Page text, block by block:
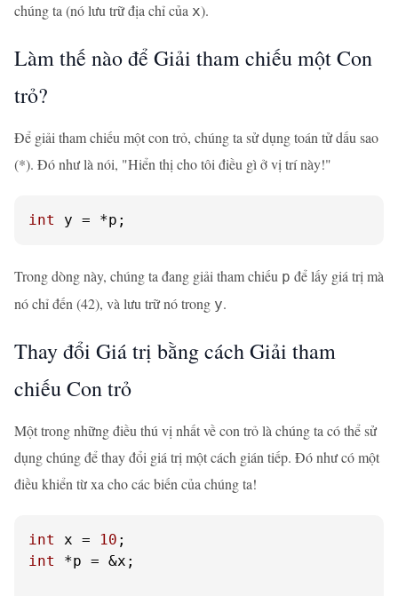
chúng ta (nó lưu trữ địa chỉ của x).
Làm thế nào để Giải tham chiếu một Con
trỏ?
Để giải tham chiếu một con trỏ, chúng ta sử dụng toán tử dấu sao
(*). Đó như là nói, "Hiển thị cho tôi điều gì ở vị trí này!"
int y = *p;
Trong dòng này, chúng ta đang giải tham chiếu p để lấy giá trị mà
nó chỉ đến (42), và lưu trữ nó trong y.
Thay đổi Giá trị bằng cách Giải tham
chiếu Con trỏ
Một trong những điều thú vị nhất về con trỏ là chúng ta có thể sử
dụng chúng để thay đổi giá trị một cách gián tiếp. Đó như có một
điều khiển từ xa cho các biến của chúng ta!
int x = 10
int
*p = &x;